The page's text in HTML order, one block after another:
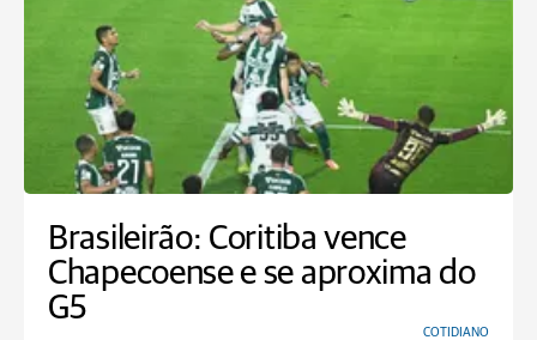
Brasileirão: Coritiba vence
Chapecoense e se aproxima do
G5
COTIDIANO